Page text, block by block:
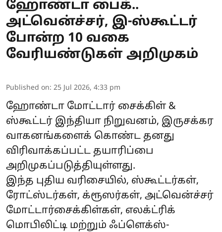
ஹோண்டா பைக்..
அட்வென்ச்சர், இ-ஸ்கூட்டர்
போன்ற 10 வகை
வேரியண்டுகள் அறிமுகம்
Published on: 25 Jul 2026, 4:33 pm
ஹோண்டா மோட்டார் சைக்கிள் &
ஸ்கூட்டர் இந்தியா நிறுவனம், இருசக்கர
வாகனங்களைக் கொண்ட தனது
விரிவாக்கப்பட்ட தயாரிப்பை
அறிமுகப்படுத்தியுள்ளது.
இந்த புதிய வரிசையில், ஸ்கூட்டர்கள்,
ரோட்ஸ்டர்கள், க்ரூஸர்கள், அட்வென்ச்சர்
மோட்டார்சைக்கிள்கள், எலக்ட்ரிக்
மொபிலிட்டி மற்றும் ஃப்ளெக்ஸ்-